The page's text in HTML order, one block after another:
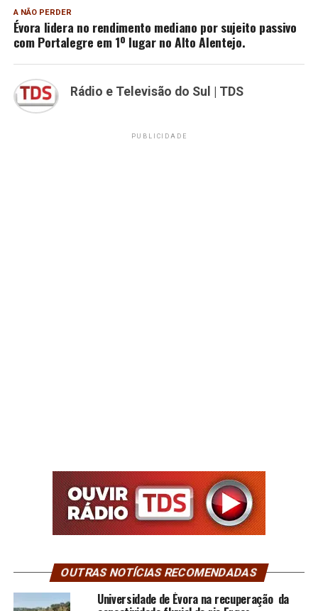
A NÃO PERDER
Évora lidera no rendimento mediano por sujeito passivo
com Portalegre em 1º lugar no Alto Alentejo.
Rádio e Televisão do Sul | TDS
PUBLICIDADE
OUTRAS NOTÍCIAS RECOMENDADAS
Universidade de Évora na recuperação da